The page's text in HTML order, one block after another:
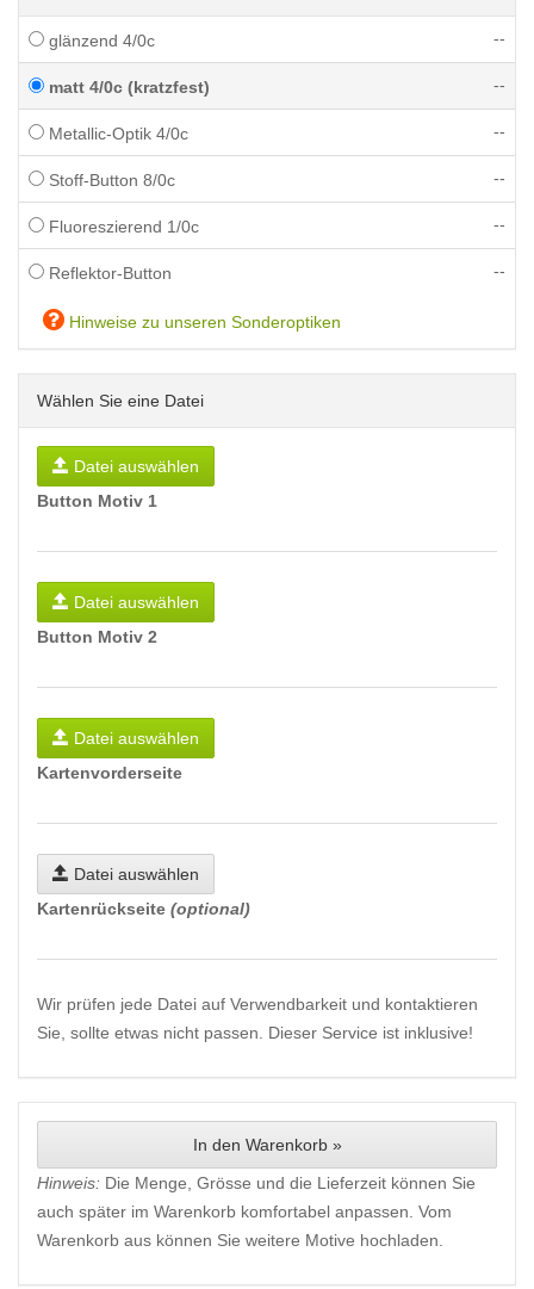
glänzend 4/0c --
matt 4/0c (kratzfest) --
Metallic-Optik 4/0c --
Stoff-Button 8/0c --
Fluoreszierend 1/0c --
Reflektor-Button --
Hinweise zu unseren Sonderoptiken
Wählen Sie eine Datei
Datei auswählen
Button Motiv 1
Datei auswählen
Button Motiv 2
Datei auswählen
Kartenvorderseite
Datei auswählen
Kartenrückseite (optional)
Wir prüfen jede Datei auf Verwendbarkeit und kontaktieren
Sie, sollte etwas nicht passen. Dieser Service ist inklusive!
In den Warenkorb »
Hinweis: Die Menge, Grösse und die Lieferzeit können Sie
auch später im Warenkorb komfortabel anpassen. Vom
Warenkorb aus können Sie weitere Motive hochladen.